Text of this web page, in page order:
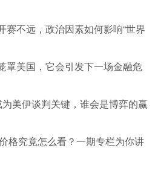
不远，政治因素如何影响“世界
罩美国，它会引发下一场金融危
美伊谈判关键，谁会是博弈的赢
格究竟怎么看？一期专栏为你讲